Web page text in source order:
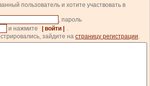
пользователь и хотите участвовать в
, пароль
и нажмите
| войти |
.
зайдите на страницу регистрации.